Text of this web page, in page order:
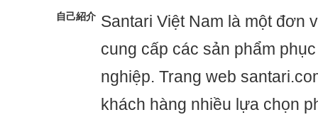
自己紹介 Santari Việt Nam là một đơn
cung cấp các sản phẩm
nghiệp. Trang web
khách hàng nhiều lựa chọn